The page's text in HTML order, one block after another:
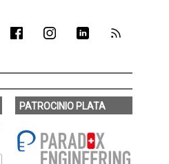
PATROCINIO PLATA